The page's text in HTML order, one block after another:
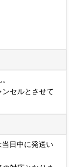
セルとさせて
日中に発送い